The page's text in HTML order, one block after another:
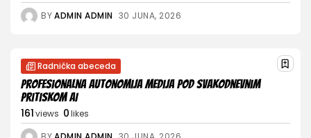
BYADMIN ADMIN 30 JUNA, 2026
Radnička abeceda
Profesionalna autonomija medija pod svakodnevnim
pritiskom AI
161views 0likes